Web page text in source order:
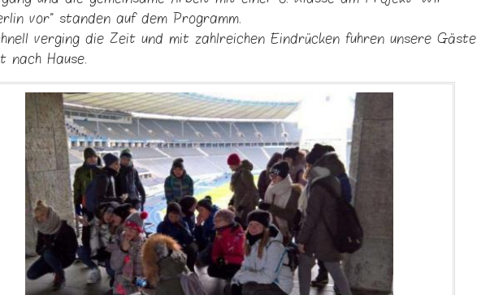
vor" standen auf dem Programm.
verging die Zeit und mit zahlreichen Eindrücken fuhren unsere Gäste
nach Hause.